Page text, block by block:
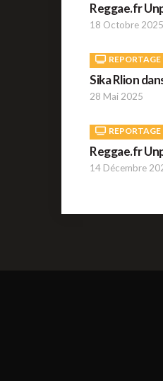
Reggae.fr
18 Octobre 2025
Sika Rlion
28 Mai 2025
Reggae.fr
14 Décembre